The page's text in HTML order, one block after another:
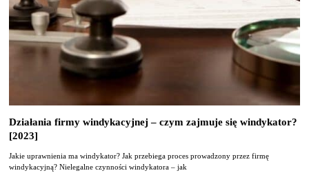
Działania firmy windykacyjnej – czym zajmuje się windykator?
[2023]
Jakie uprawnienia ma windykator​? Jak przebiega proces prowadzony przez firmę
windykacyjną? Nielegalne czynności windykatora – jak